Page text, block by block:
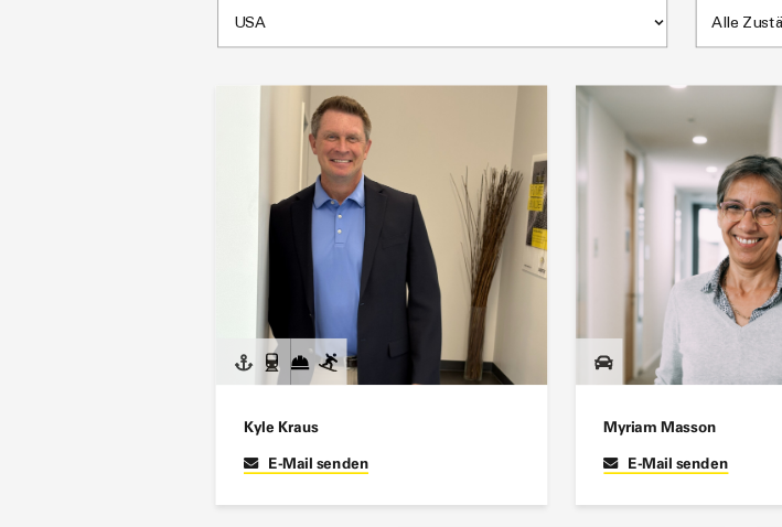
Kyle Kraus
E-Mail senden
Myriam Masson
E-Mail senden